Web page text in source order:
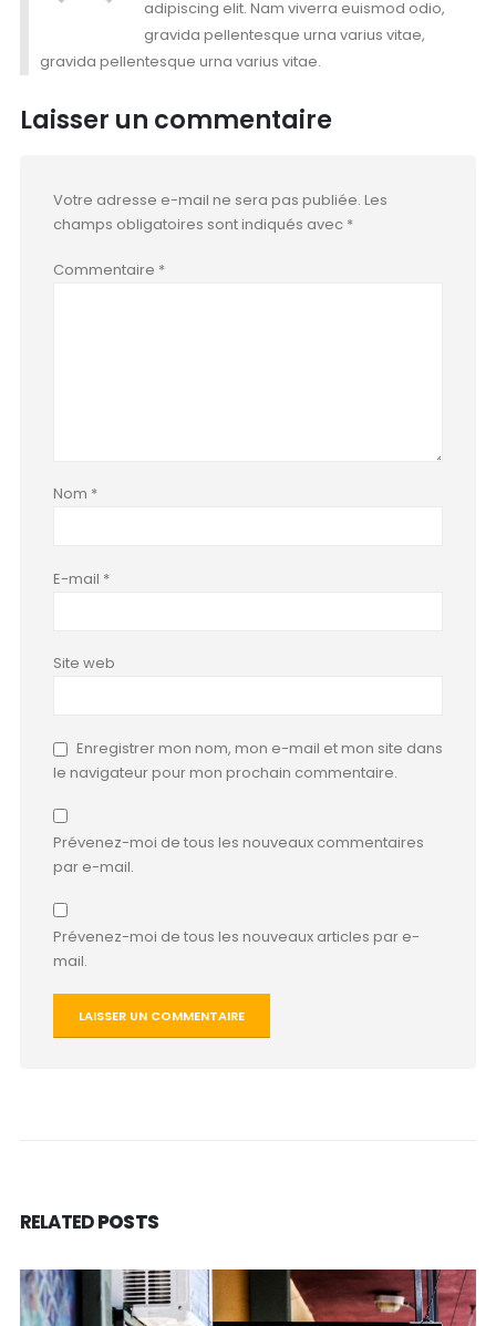
adipiscing elit. Nam viverra euismod odio,
gravida pellentesque urna varius vitae,
gravida pellentesque urna varius vitae.
Laisser un commentaire
Votre adresse e-mail ne sera pas publiée. Les
champs obligatoires sont indiqués avec *
Commentaire *
Nom *
E-mail *
Site web
Enregistrer mon nom, mon e-mail et mon site dans
le navigateur pour mon prochain commentaire.
Prévenez-moi de tous les nouveaux commentaires
par e-mail.
Prévenez-moi de tous les nouveaux articles par e-
mail.
RELATEDPOSTS